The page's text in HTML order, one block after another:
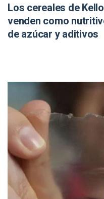
Los cereales de
venden como
de azúcar y aditivos